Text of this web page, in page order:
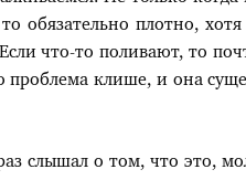
обязательно плотно,
что-то поливают, то
клише, и она
слышал о том, что это,